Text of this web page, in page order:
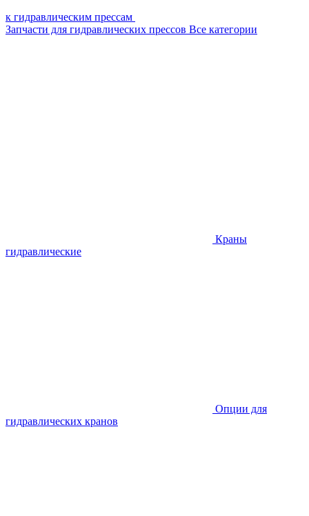
к гидравлическим прессам
Запчасти для гидравлических прессов Все категории
Краны
гидравлические
Опции для
гидравлических кранов